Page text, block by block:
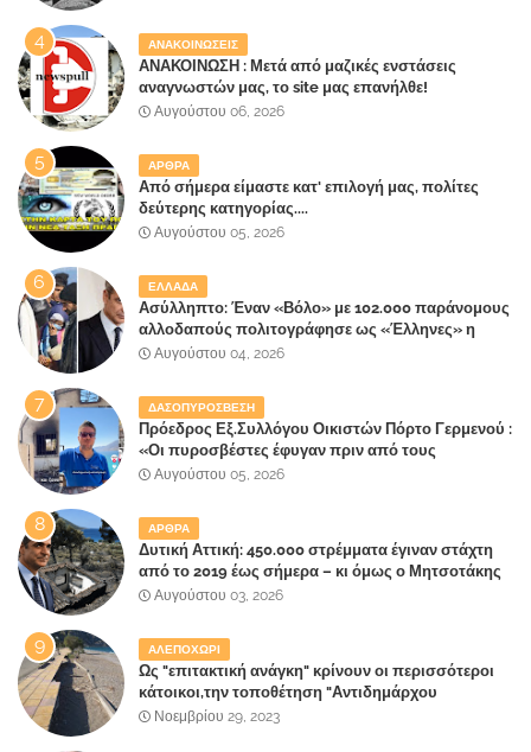
ΑΝΑΚΟΙΝΩΣΕΙΣ
ΑΝΑΚΟΙΝΩΣΗ : Μετά από μαζικές ενστάσεις
αναγνωστών μας, το site μας επανήλθε!
Αυγούστου 06, 2026
ΑΡΘΡΑ
Από σήμερα είμαστε κατ' επιλογή μας, πολίτες
δεύτερης κατηγορίας....
Αυγούστου 05, 2026
ΕΛΛΑΔΑ
Ασύλληπτο: Έναν «Βόλο» με 102.000 παράνομους
αλλοδαπούς πολιτογράφησε ως «Έλληνες» η
κυβέρνηση!
Αυγούστου 04, 2026
ΔΑΣΟΠΥΡΟΣΒΕΣΗ
Πρόεδρος Εξ.Συλλόγου Οικιστών Πόρτο Γερμενού :
«Οι πυροσβέστες έφυγαν πριν από τους
κατοίκους»
Αυγούστου 05, 2026
ΑΡΘΡΑ
Δυτική Αττική: 450.000 στρέμματα έγιναν στάχτη
από το 2019 έως σήμερα – κι όμως ο Μητσοτάκης
έλαβε 40% και 45% στις εκλογές του 2023,ενώ 50%
Αυγούστου 03, 2026
ΑΛΕΠΟΧΩΡΙ
Ως "επιτακτική ανάγκη" κρίνουν οι περισσότεροι
κάτοικοι,την τοποθέτηση "Αντιδημάρχου
Παραλιακής Ζώνης" στο Δήμο Μάνδρας-Ειδυλλίας!
Νοεμβρίου 29, 2023